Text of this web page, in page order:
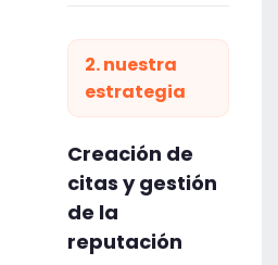
2. nuestra
estrategia
Creación de
citas y gestión
de la
reputación